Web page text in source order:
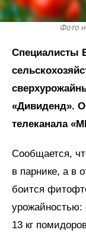
Фото
Специалисты
«Дивиденд».
телеканала
Сообщается,
в парнике, а в
боится
урожайностью:
13 кг